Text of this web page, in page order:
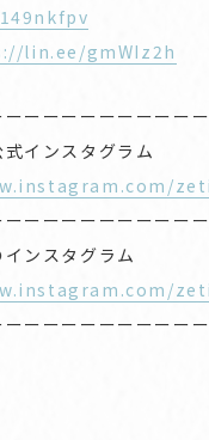
lin.ee/gmWIz2h
ーーーーーーーーー
インスタグラム
ーーーーーーーーー
ンスタグラム
ーーーーーーーーー